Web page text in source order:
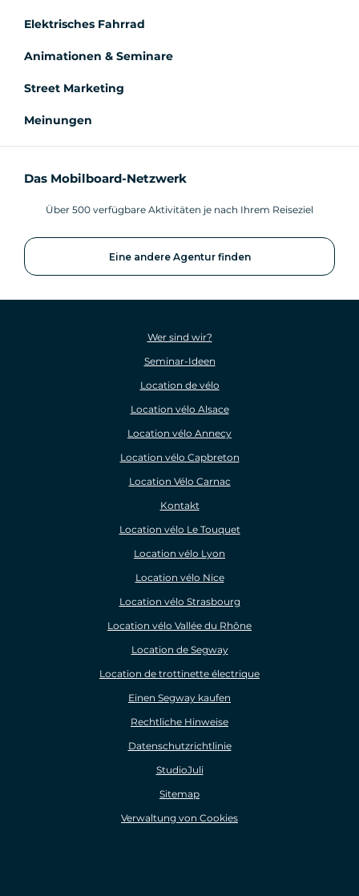
Elektrisches Fahrrad
Animationen & Seminare
Street Marketing
Meinungen
Das Mobilboard-Netzwerk
Über 500 verfügbare Aktivitäten je nach Ihrem Reiseziel
Eine andere Agentur finden
Wer sind wir?
Seminar-Ideen
Location de vélo
Location vélo Alsace
Location vélo Annecy
Location vélo Capbreton
Location Vélo Carnac
Kontakt
Location vélo Le Touquet
Location vélo Lyon
Location vélo Nice
Location vélo Strasbourg
Location vélo Vallée du Rhône
Location de Segway
Location de trottinette électrique
Einen Segway kaufen
Rechtliche Hinweise
Datenschutzrichtlinie
StudioJuli
Sitemap
Verwaltung von Cookies